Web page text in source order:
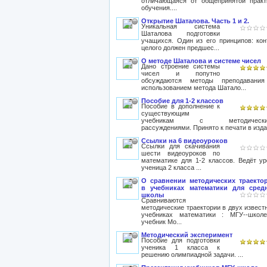
обучения....
Открытие Шаталова. Часть 1 и 2.
Уникальная система
Шаталова подготовки
учащихся. Один из его принципов:
целого должен предшес...
О методе Шаталова и системе чисел
Дано строение системы
чисел и попутно
обсуждаются методы
использованием метода Шатало...
Пособие для 1-2 классов
Пособие в дополнение к
существующим
учебникам с
рассуждениями. Принято к печати в
Ссылки на 6 видеоуроков
Ссылки для скачивания
шести видеоуроков по
математике для 1-2 классов. Ведёт
ученица 2 класса ...
О сравнении методических
в учебниках математики для
школы
Сравниваются
методические траектории в двух
учебниках математики : МГУ--
учебник Мо...
Методический эксперимент
Пособие для подготовки
ученика 1 класса к
решению олимпиадной задачи. ...